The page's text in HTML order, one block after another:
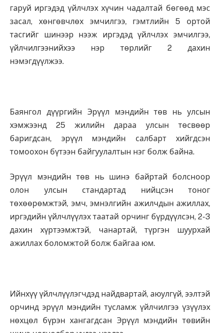
гаруй иргэдэд үйлчлэх хүчин чадалтай бөгөөд мэс
засал, хөнгөвчлөх эмчилгээ, гэмтлийн 5 ортой
тасгийг шинээр нээж иргэдэд үйлчлэх эмчилгээ,
үйлчилгээнийхээ нэр төрлийг 2 дахин
нэмэгдүүлжээ.
Баянгол дүүргийн Эрүүл мэндийн төв нь улсын
хэмжээнд 25 жилийн дараа улсын төсвөөр
баригдсан, эрүүл мэндийн салбарт хийгдсэн
томоохон бүтээн байгуулалтын нэг болж байна.
Эрүүл мэндийн төв нь шинэ байртай болсноор
олон улсын стандартад нийцсэн тоног
төхөөрөмжтэй, эмч, эмнэлгийн ажилчдын ажиллах,
иргэдийн үйлчлүүлэх таатай орчинг бүрдүүлсэн, 2-3
дахин хүртээмжтэй, чанартай, түргэн шуурхай
ажиллах боломжтой болж байгаа юм.
Ийнхүү үйлчлүүлэгчдэд найдвартай, аюулгүй, ээлтэй
орчинд эрүүл мэндийн тусламж үйлчилгээ үзүүлэх
нөхцөл бүрэн хангагдсан Эрүүл мэндийн төвийн